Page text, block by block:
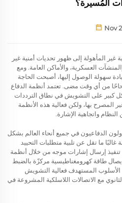
المُسيرة؟
Nov
غير المأهولة إلى ظهور تحديات أمنية غير
العسكرية، والأماكن العامة. ومع
سهولة الوصول إليها، أصبحت الحاجة
من أي وقت مضى. تعتمد أنظمة الدفاع
كبير على التشويش في نطاق الترددات
المصرح بها، ولكن فعالية هذه الأنظمة
النظام واتجاهية الإشارة.
الدفاعيون في جميع أنحاء العالم بشكل
ما تقل عن تلبية متطلبات التحييد
تنفيذ إرسال إشارات موجه من خلال أنظمة
إيصال طاقة كهرومغناطيسية مركزّة بالضبط
الأسلوب المستهدف فعالية التشويش
مع الاتصالات اللاسلكية المشروعة في